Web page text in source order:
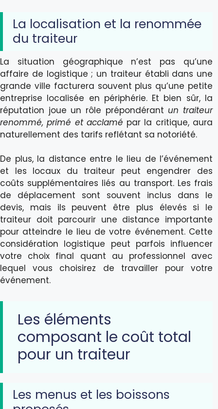
La localisation et la renommée
du traiteur
La situation géographique n’est pas qu’une
affaire de logistique ; un traiteur établi dans une
grande ville facturera souvent plus qu’une petite
entreprise localisée en périphérie. Et bien sûr, la
réputation joue un rôle prépondérant un traiteur
renommé, primé et acclamé par la critique, aura
naturellement des tarifs reflétant sa notoriété.
De plus, la distance entre le lieu de l’événement
et les locaux du traiteur peut engendrer des
coûts supplémentaires liés au transport. Les frais
de déplacement sont souvent inclus dans le
devis, mais ils peuvent être plus élevés si le
traiteur doit parcourir une distance importante
pour atteindre le lieu de votre événement. Cette
considération logistique peut parfois influencer
votre choix final quant au professionnel avec
lequel vous choisirez de travailler pour votre
événement.
Les éléments
composant le coût total
pour un traiteur
Les menus et les boissons